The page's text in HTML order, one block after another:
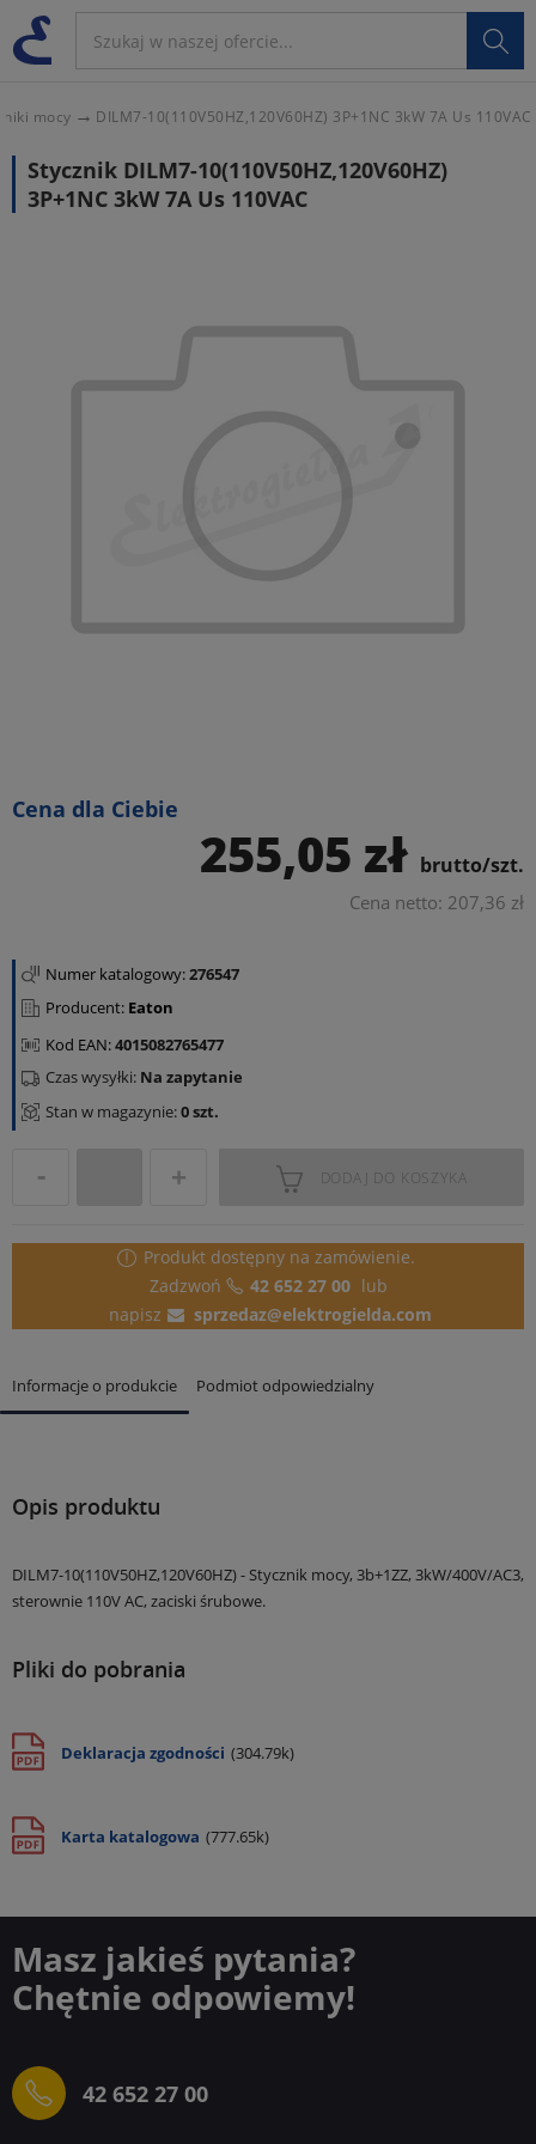

mocy DILM7-10(110V50HZ,120V60HZ) 3P+1NC 3kW 7A Us 110VAC
Stycznik DILM7-10(110V50HZ,120V60HZ)
3P+1NC 3kW 7A Us 110VAC
Cena dla Ciebie
255,05 zł brutto/szt.
Cena netto: 207,36 zł
Numer katalogowy:276547
Producent: Eaton
Kod EAN:4015082765477
Stan w magazynie:0 szt.
Czas wysyłki: Na zapytanie
DODAJ DO KOSZYKA
Produkt dostępny na zamówienie.
Zadzwoń
42 652 27 00 lub
napisz
sprzedaz@elektrogielda.com
Informacje o produkcie Podmiot odpowiedzialny
Opis produktu
DILM7-10(110V50HZ,120V60HZ) - Stycznik mocy, 3b+1ZZ, 3kW/400V/AC3,
sterownie 110V AC, zaciski śrubowe.
Pliki do pobrania
Deklaracja zgodności (304.79k)
Karta katalogowa (777.65k)
Masz jakieś pytania?
Chętnie odpowiemy!
42 652 27 00